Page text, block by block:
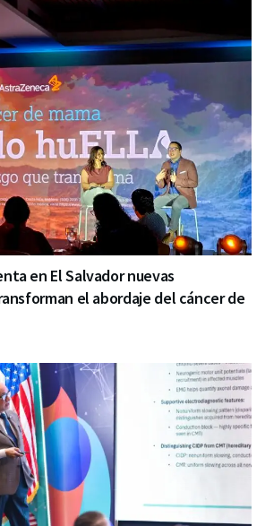
en El Salvador nuevas
el abordaje del cáncer de